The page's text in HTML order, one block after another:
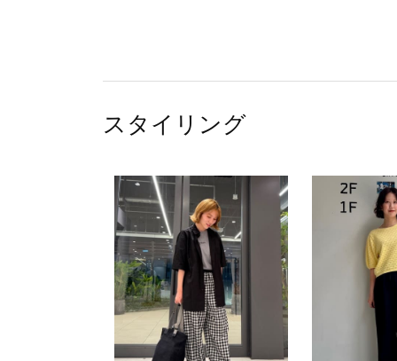
スタイリング